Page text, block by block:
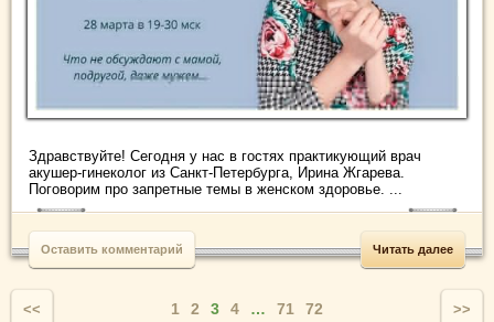
Здравствуйте! Сегодня у нас в гостях практикующий врач
акушер-гинеколог из Санкт-Петербурга, Ирина Жгарева.
Поговорим про запретные темы в женском здоровье. ...
Читать далее
Оставить комментарий
<< 1 2 3 4 … 71 72 >>